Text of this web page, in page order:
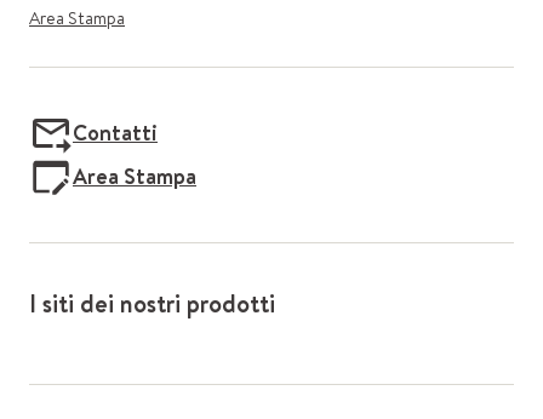
Area Stampa
Contatti
Area Stampa
I siti dei nostri prodotti